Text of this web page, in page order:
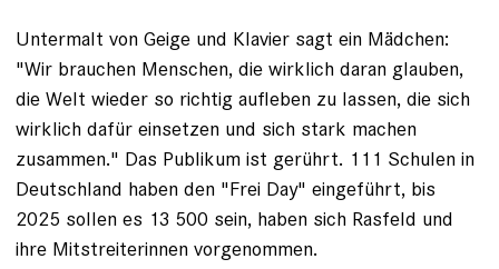
Untermalt von Geige und Klavier sagt ein Mädchen:
"Wir brauchen Menschen, die wirklich daran glauben,
die Welt wieder so richtig aufleben zu lassen, die sich
wirklich dafür einsetzen und sich stark machen
zusammen." Das Publikum ist gerührt. 111 Schulen in
Deutschland haben den "Frei Day" eingeführt, bis
2025 sollen es 13 500 sein, haben sich Rasfeld und
ihre Mitstreiterinnen vorgenommen.